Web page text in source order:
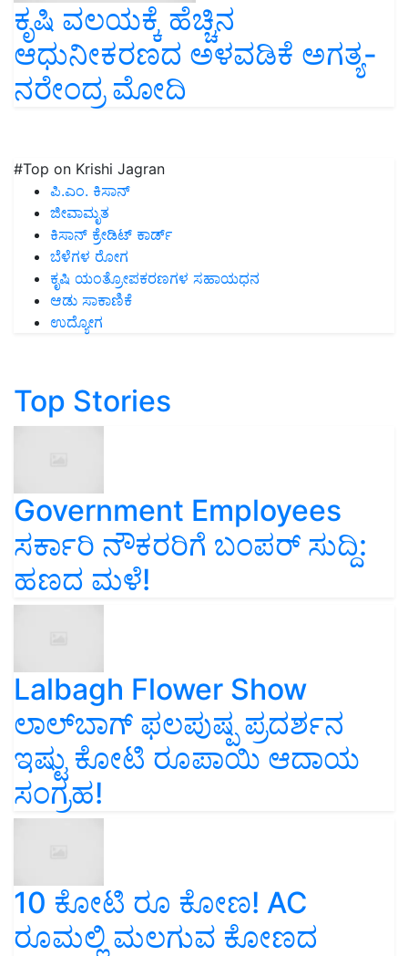
ಕೃಷಿ ವಲಯಕ್ಕೆ ಹೆಚ್ಚಿನ
ಆಧುನೀಕರಣದ ಅಳವಡಿಕೆ ಅಗತ್ಯ-
ನರೇಂದ್ರ ಮೋದಿ
#Top on Krishi Jagran
ಪಿ.ಎಂ. ಕಿಸಾನ್
ಜೀವಾಮೃತ
ಕಿಸಾನ್ ಕ್ರೇಡಿಟ್ ಕಾರ್ಡ್
ಬೆಳೆಗಳ ರೋಗ
ಕೃಷಿ ಯಂತ್ರೋಪಕರಣಗಳ ಸಹಾಯಧನ
ಆಡು ಸಾಕಾಣಿಕೆ
ಉದ್ಯೋಗ
Top Stories
Government Employees
ಸರ್ಕಾರಿ ನೌಕರರಿಗೆ ಬಂಪರ್‌ ಸುದ್ದಿ:
ಹಣದ ಮಳೆ!
Lalbagh Flower Show
ಲಾಲ್‌ಬಾಗ್ ಫಲಪುಷ್ಪ ಪ್ರದರ್ಶನ
ಇಷ್ಟು ಕೋಟಿ ರೂಪಾಯಿ ಆದಾಯ
ಸಂಗ್ರಹ!
10 ಕೋಟಿ ರೂ ಕೋಣ! AC
ರೂಮಲ್ಲಿ ಮಲಗುವ ಕೋಣದ